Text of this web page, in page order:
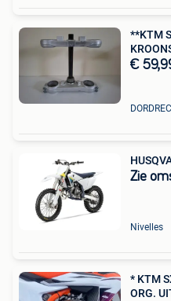
**KTM
€
Zie
Nivelles
* KTM
ORG.